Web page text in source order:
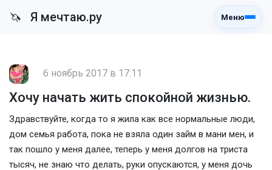
🦄 Я мечтаю.ру Меню
6 ноябрь 2017 в 17:11
Хочу начать жить спокойной жизнью.
Здравствуйте, когда то я жила как все нормальные люди,
дом семья работа, пока не взяла один займ в мани мен, и
так пошло у меня далее, теперь у меня долгов на триста
тысяч, не знаю что делать, руки опускаются, у меня дочь